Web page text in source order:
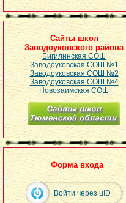
Сайты школ
Заводоуковского района
Бигилинская СОШ
Заводоуковская СОШ №1
Заводоуковская СОШ №2
Заводоуковская СОШ №4
Новозаимская СОШ
Форма входа
Войти через uID